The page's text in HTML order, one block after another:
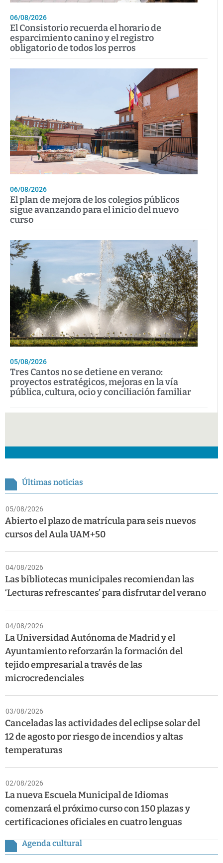
06/08/2026
El Consistorio recuerda el horario de
esparcimiento canino y el registro
obligatorio de todos los perros
06/08/2026
El plan de mejora de los colegios públicos
sigue avanzando para el inicio del nuevo
curso
05/08/2026
Tres Cantos no se detiene en verano:
proyectos estratégicos, mejoras en la vía
pública, cultura, ocio y conciliación familiar
Últimas noticias
05/08/2026
Abierto el plazo de matrícula para seis nuevos
cursos del Aula UAM+50
04/08/2026
Las bibliotecas municipales recomiendan las
‘Lecturas refrescantes’ para disfrutar del verano
04/08/2026
La Universidad Autónoma de Madrid y el
Ayuntamiento reforzarán la formación del
tejido empresarial a través de las
microcredenciales
03/08/2026
Canceladas las actividades del eclipse solar del
12 de agosto por riesgo de incendios y altas
temperaturas
02/08/2026
La nueva Escuela Municipal de Idiomas
comenzará el próximo curso con 150 plazas y
certificaciones oficiales en cuatro lenguas
Agenda cultural